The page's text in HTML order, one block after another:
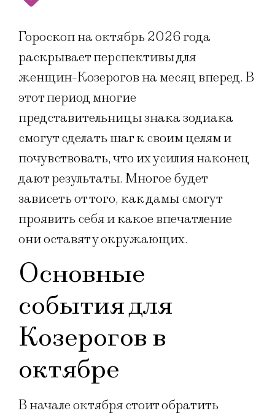
Гороскоп на октябрь 2026 года
раскрывает перспективы для
женщин-Козерогов на месяц вперед. В
этот период многие
представительницы знака зодиака
смогут сделать шаг к своим целям и
почувствовать, что их усилия наконец
дают результаты. Многое будет
зависеть от того, как дамы смогут
проявить себя и какое впечатление
они оставят у окружающих.
Основные
события для
Козерогов в
октябре
В начале октября стоит обратить